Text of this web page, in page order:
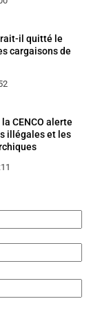
il quitté le
cargaisons de
CENCO alerte
illégales et les